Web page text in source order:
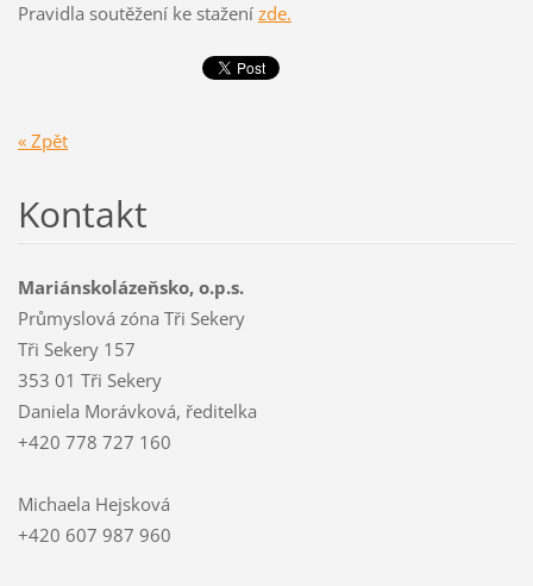
Pravidla soutěžení ke stažení zde.
« Zpět
Kontakt
Mariánskolázeňsko, o.p.s.
Průmyslová zóna Tři Sekery
Tři Sekery 157
353 01 Tři Sekery
Daniela Morávková, ředitelka
+420 778 727 160
Michaela Hejsková
+420 607 987 960